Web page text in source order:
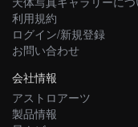
利用規約
ログイン/新規登録
お問い合わせ
会社情報
アストロアーツ
製品情報